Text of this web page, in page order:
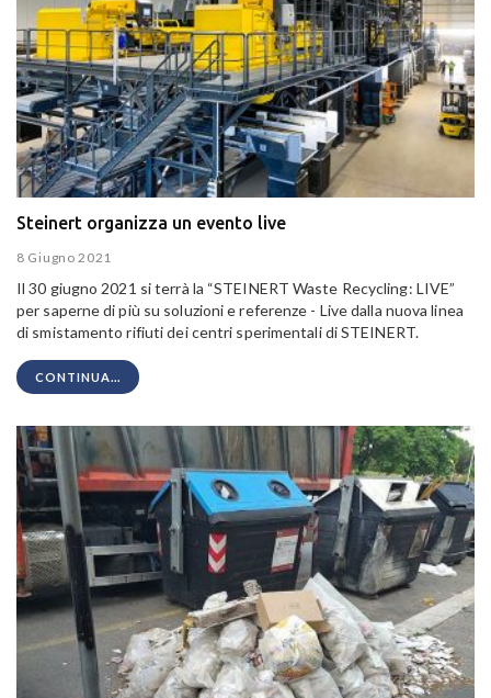
Steinert organizza un evento live
8 Giugno 2021
Il 30 giugno 2021 si terrà la “STEINERT Waste Recycling: LIVE”
per saperne di più su soluzioni e referenze - Live dalla nuova linea
di smistamento rifiuti dei centri sperimentali di STEINERT.
CONTINUA...